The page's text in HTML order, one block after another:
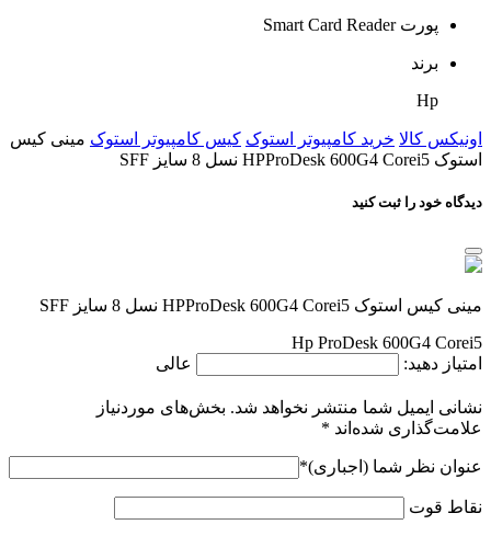
پورت Smart Card Reader
برند
Hp
اونیکس کالا خرید کامپیوتر استوک کیس کامپیوتر استوک مینی کیس
استوک HPProDesk 600G4 Corei5 نسل 8 سایز SFF
دیدگاه خود را ثبت کنید
مینی کیس استوک HPProDesk 600G4 Corei5 نسل 8 سایز SFF
Hp ProDesk 600G4 Corei5
امتیاز دهید:
عالی
نشانی ایمیل شما منتشر نخواهد شد. بخش‌های موردنیاز
علامت‌گذاری شده‌اند *
عنوان نظر شما (اجباری)*
نقاط قوت